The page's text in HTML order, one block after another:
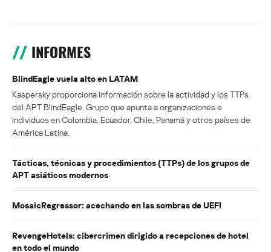
INFORMES
BlindEagle vuela alto en LATAM
Kaspersky proporciona información sobre la actividad y los TTPs
del APT BlindEagle. Grupo que apunta a organizaciones e
individuos en Colombia, Ecuador, Chile, Panamá y otros países de
América Latina.
Tácticas, técnicas y procedimientos (TTPs) de los grupos de
APT asiáticos modernos
MosaicRegressor: acechando en las sombras de UEFI
RevengeHotels: cibercrimen dirigido a recepciones de hotel
en todo el mundo